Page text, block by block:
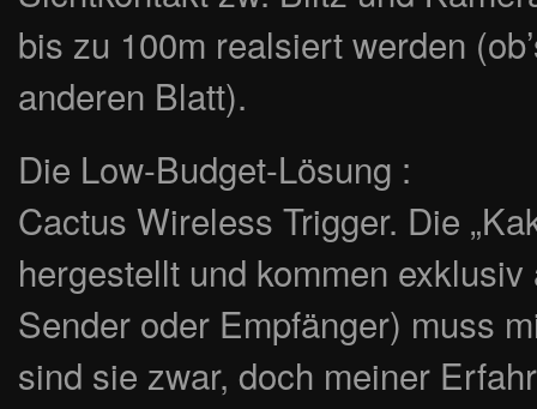
bis zu 100m realsiert werden
anderen Blatt).
Die Low-Budget-Lösung :
Cactus Wireless Trigger. Die
hergestellt und kommen
Sender oder Empfänger) muss
sind sie zwar, doch meiner